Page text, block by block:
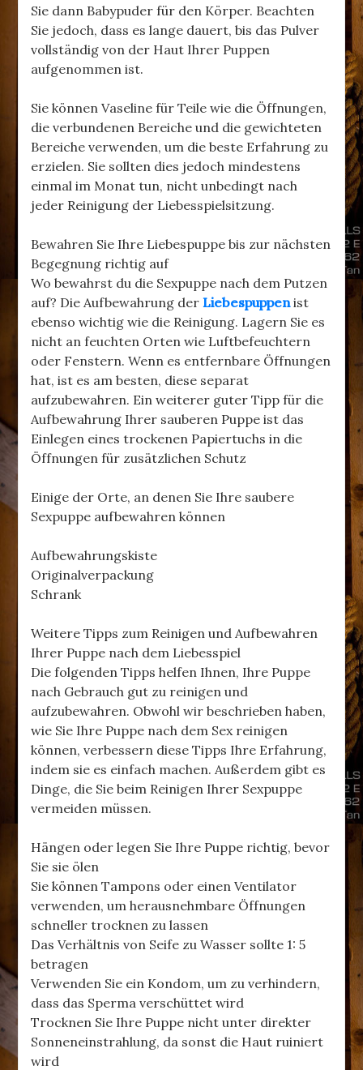
Sie dann Babypuder für den Körper. Beachten
Sie jedoch, dass es lange dauert, bis das Pulver
vollständig von der Haut Ihrer Puppen
aufgenommen ist.
Sie können Vaseline für Teile wie die Öffnungen,
die verbundenen Bereiche und die gewichteten
Bereiche verwenden, um die beste Erfahrung zu
erzielen. Sie sollten dies jedoch mindestens
einmal im Monat tun, nicht unbedingt nach
jeder Reinigung der Liebesspielsitzung.
Bewahren Sie Ihre Liebespuppe bis zur nächsten
Begegnung richtig auf
Wo bewahrst du die Sexpuppe nach dem Putzen
auf? Die Aufbewahrung derLiebespuppenist
ebenso wichtig wie die Reinigung. Lagern Sie es
nicht an feuchten Orten wie Luftbefeuchtern
oder Fenstern. Wenn es entfernbare Öffnungen
hat, ist es am besten, diese separat
aufzubewahren. Ein weiterer guter Tipp für die
Aufbewahrung Ihrer sauberen Puppe ist das
Einlegen eines trockenen Papiertuchs in die
Öffnungen für zusätzlichen Schutz
Einige der Orte, an denen Sie Ihre saubere
Sexpuppe aufbewahren können
Aufbewahrungskiste
Originalverpackung
Schrank
Weitere Tipps zum Reinigen und Aufbewahren
Ihrer Puppe nach dem Liebesspiel
Die folgenden Tipps helfen Ihnen, Ihre Puppe
nach Gebrauch gut zu reinigen und
aufzubewahren. Obwohl wir beschrieben haben,
wie Sie Ihre Puppe nach dem Sex reinigen
können, verbessern diese Tipps Ihre Erfahrung,
indem sie es einfach machen. Außerdem gibt es
Dinge, die Sie beim Reinigen Ihrer Sexpuppe
vermeiden müssen.
Hängen oder legen Sie Ihre Puppe richtig, bevor
Sie sie ölen
Sie können Tampons oder einen Ventilator
verwenden, um herausnehmbare Öffnungen
schneller trocknen zu lassen
Das Verhältnis von Seife zu Wasser sollte 1: 5
betragen
Verwenden Sie ein Kondom, um zu verhindern,
dass das Sperma verschüttet wird
Trocknen Sie Ihre Puppe nicht unter direkter
Sonneneinstrahlung, da sonst die Haut ruiniert
wird